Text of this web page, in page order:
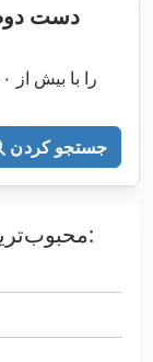
دست
جستجو کردن
محبوب‌ترین نام‌های ماشین‌آلات را مرور کنید: